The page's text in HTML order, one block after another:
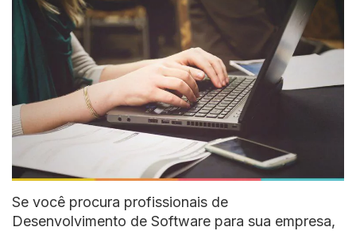
Se você procura profissionais de
Desenvolvimento de Software para sua empresa,